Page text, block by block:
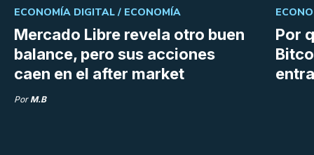
Mercado Libre revela otro buen
balance, pero sus acciones
caen en el after market
ECONOMÍA DIGITAL / ECONOMÍA
Por M.B
Por